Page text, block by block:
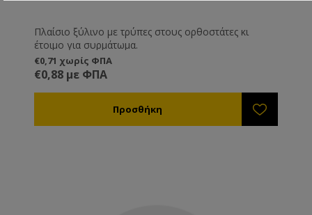
Πλαίσιο ξύλινο με τρύπες στους ορθοστάτες κι
έτοιμο για συρμάτωμα.
€0,71 χωρίς ΦΠΑ
€0,88 με ΦΠΑ